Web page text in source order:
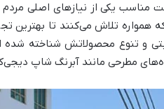
مناسب یکی از نیازهای اصلی
همواره تلاش می‌کنند تا بهترین
و تنوع محصولاتش شناخته شده
مطرحی مانند آبرنگ شاپ